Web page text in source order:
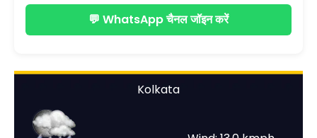
💬 WhatsApp चैनल जॉइन करें
Kolkata